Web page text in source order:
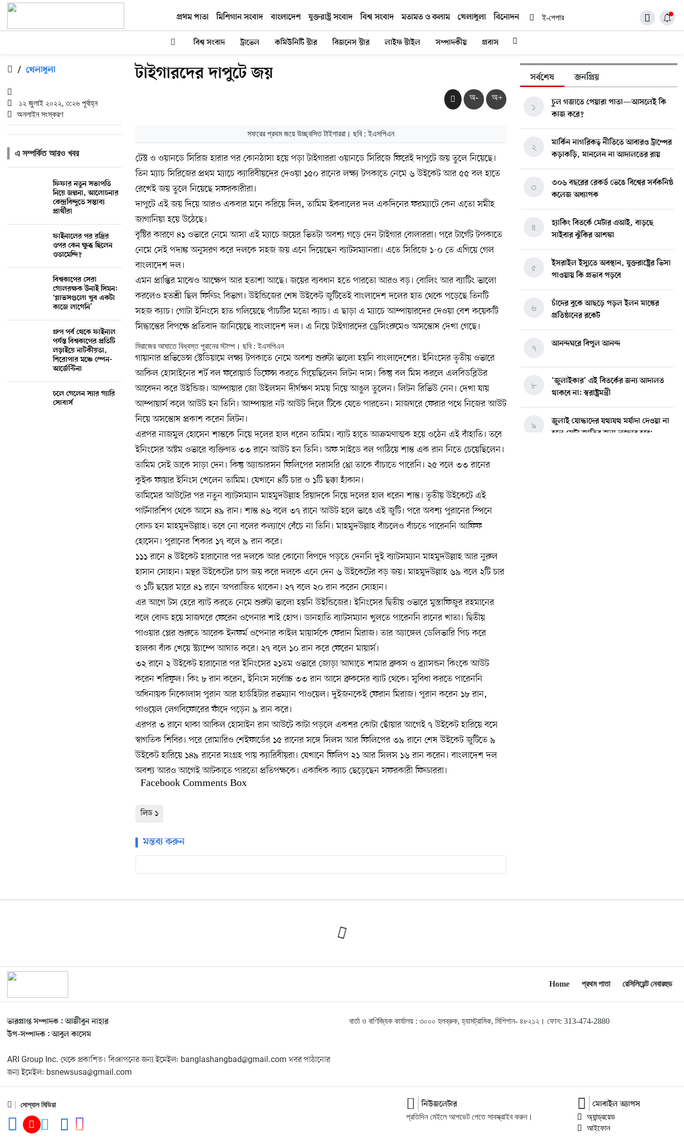
প্রথম পাতা মিশিগান সংবাদ বাংলাদেশ যুক্তরাষ্ট্র সংবাদ বিশ্ব সংবাদ মতামত ও কলাম খেলাধুলা বিনোদন ই-পেপার
বিশ্ব সংবাদ ট্রাভেল কমিউনিটি স্টার বিজনেস স্টার লাইফ স্টাইল সম্পাদকীয় প্রবাস
/ খেলাধুলা
১২ জুলাই ২০২২, ৩:২৬ পূর্বাহ্ন
অনলাইন সংস্করণ
এ সম্পর্কিত আরও খবর
ফিফার নতুন সভাপতি
নিয়ে জল্পনা, আলোচনার
কেন্দ্রবিন্দুতে সম্ভাব্য
প্রার্থীরা
ফাইনালের পর রদ্রির
ওপর কেন ক্ষুব্ধ ছিলেন
ওতামেন্দি?
বিশ্বকাপের সেরা
গোলরক্ষক উনাই সিমন:
‘গ্লাভসগুলো খুব একটা
কাজে লাগেনি’
গ্রুপ পর্ব থেকে ফাইনাল
পর্যন্ত বিশ্বকাপের প্রতিটি
লড়াইয়ে নাটকীয়তা,
শিরোপার মঞ্চে স্পেন-
আর্জেন্টিনা
চলে গেলেন স্যার গ্যারি
সোবার্স
টাইগারদের দাপুটে জয়
অ- অ+
সফরের প্রথম জয়ে উচ্ছ্বসিত টাইগাররা। ছবি : ইএসপিএন
টেস্ট ও ওয়ানডে সিরিজ হারার পর কোনঠাসা হয়ে পড়া টাইগাররা ওয়ানডে সিরিজে ফিরেই দাপুটে জয় তুলে নিয়েছে।
তিন ম্যাচ সিরিজের প্রথম ম্যাচে ক্যারিবীয়দের দেওয়া ১৫০ রানের লক্ষ্য টপকাতে নেমে ৬ উইকেট আর ৫৫ বল হাতে
রেখেই জয় তুলে নিয়েছে সফরকারীরা।
দাপুটে এই জয় দিয়ে আরও একবার মনে করিয়ে দিল, তামিম ইকবালের দল একদিনের ফরম্যাটে কেন এতো সমীহ
জাগানিয়া হয়ে উঠেছে।
বৃষ্টির কারণে ৪১ ওভারে নেমে আসা এই ম্যাচে জয়ের ভিতটা অবশ্য গড়ে দেন টাইগার বোলাররা। পরে টার্গেট টপকাতে
নেমে সেই পদাঙ্ক অনুসরণ করে দলকে সহজ জয় এনে দিয়েছেন ব্যাটসম্যানরা। এতে সিরিজে ১-০ তে এগিয়ে গেল
বাংলাদেশ দল।
এমন প্রাপ্তির মাঝেও আক্ষেপ আর হতাশা আছে। জয়ের ব্যবধান হতে পারতো আরও বড়। বোলিং আর ব্যাটিং ভালো
করলেও হতশ্রী ছিল ফিল্ডিং বিভাগ। উইন্ডিজের শেষ উইকেট জুটিতেই বাংলাদেশ দলের হাত থেকে পড়েছে তিনটি
সহজ ক্যাচ। গোটা ইনিংসে হাত গলিয়েছে পাঁচটির মতো ক্যাচ। এ ছাড়া এ ম্যাচে আম্পায়ারদের দেওয়া বেশ কয়েকটি
সিদ্ধান্তের বিপক্ষে প্রতিবাদ জানিয়েছে বাংলাদেশ দল। এ নিয়ে টাইগারদের ড্রেসিংরুমেও অসন্তোষ দেখা গেছে।
মিরাজের আঘাতে বিধ্বস্ত পুরানের স্টাম্প। ছবি : ইএসপিএন
গায়ানার প্রভিডেন্স স্টেডিয়ামে লক্ষ্য টপকাতে নেমে অবশ্য শুরুটা ভালো হয়নি বাংলাদেশের। ইনিংসের তৃতীয় ওভারে
আকিল হোসাইনের শর্ট বল ফরোয়ার্ড ডিফেন্স করতে গিয়েছিলেন লিটন দাস। কিন্তু বল মিস করলে এলবিডব্লিউর
আবেদন করে উইন্ডিজ। আম্পায়ার জো উইলসন দীর্ঘক্ষণ সময় নিয়ে আঙুল তুলেন। লিটন রিভিউ নেন। দেখা যায়
আম্পায়ার্স কলে আউট হন তিনি। আম্পায়ার নট আউট দিলে টিকে যেতে পারতেন। সাজঘরে ফেরার পথে নিজের আউট
নিয়ে অসন্তোষ প্রকাশ করেন লিটন।
এরপর নাজমুল হোসেন শান্তকে নিয়ে দলের হাল ধরেন তামিম। ব্যাট হাতে আক্রমণাত্মক হয়ে ওঠেন এই বাঁহাতি। তবে
ইনিংসের অষ্টম ওভারে ব্যক্তিগত ৩৩ রানে আউট হন তিনি। অফ সাইডে বল পাঠিয়ে শান্ত এক রান নিতে চেয়েছিলেন।
তামিম সেই ডাকে সাড়া দেন। কিন্তু অ্যান্ডারসন ফিলিপের সরাসরি থ্রো তাকে বাঁচাতে পারেনি। ২৫ বলে ৩৩ রানের
কুইক ফায়ার ইনিংস খেলেন তামিম। যেখানে ৪টি চার ও ১টি ছক্কা হাঁকান।
তামিমের আউটের পর নতুন ব্যাটসম্যান মাহমুদউল্লাহ রিয়াদকে নিয়ে দলের হাল ধরেন শান্ত। তৃতীয় উইকেটে এই
পার্টনারশিপ থেকে আসে ৪৯ রান। শান্ত ৪৬ বলে ৩৭ রানে আউট হলে ভাঙে এই জুটি। পরে অবশ্য পুরানের স্পিনে
বোল্ড হন মাহমুদউল্লাহ। তবে নো বলের কল্যাণে বেঁচে না তিনি। মাহমুদউল্লাহ বাঁচলেও বাঁচতে পারেননি আফিফ
হোসেন। পুরানের শিকার ১৭ বলে ৯ রান করে।
১১১ রানে ৪ উইকেট হারানোর পর দলকে আর কোনো বিপদে পড়তে দেননি দুই ব্যাটসম্যান মাহমুদউল্লাহ আর নুরুল
হাসান সোহান। মন্থর উইকেটের চাপ জয় করে দলকে এনে দেন ৬ উইকেটের বড় জয়। মাহমুদউল্লাহ ৬৯ বলে ২টি চার
ও ১টি ছয়ের মারে ৪১ রানে অপরাজিত থাকেন। ২৭ বলে ২০ রান করেন সোহান।
এর আগে টস হেরে ব্যাট করতে নেমে শুরুটা ভালো হয়নি উইন্ডিজের। ইনিংসের দ্বিতীয় ওভারে মুস্তাফিজুর রহমানের
বলে বোল্ড হয়ে সাজঘরে ফেরেন ওপেনার শাই হোপ। ডানহাতি ব্যাটসম্যান খুলতে পারেননি রানের খাতা। দ্বিতীয়
পাওয়ার প্লের শুরুতে আরেক ইনফর্ম ওপেনার কাইল মায়ার্সকে ফেরান মিরাজ। তার অ্যাঙ্গেল ডেলিভারি পিচ করে
হালকা বাঁক খেয়ে স্ট্যাম্পে আঘাত করে। ২৭ বলে ১০ রান করে ফেরেন মায়ার্স।
৩২ রানে ২ উইকেট হারানোর পর ইনিংসের ২১তম ওভারে জোড়া আঘাতে শামার ব্রুকস ও ব্র্যাসন্ডন কিংকে আউট
করেন শরিফুল। কিং ৮ রান করেন, ইনিংস সর্বোচ্চ ৩৩ রান আসে ব্রুকসের ব্যাট থেকে। সুবিধা করতে পারেননি
অধিনায়ক নিকোলাস পুরান আর হার্ডহিটার রভম্যান পাওয়েল। দুইজনকেই ফেরান মিরাজ। পুরান করেন ১৮ রান,
পাওয়েল লেগবিফোরের ফাঁদে পড়েন ৯ রান করে।
এরপর ৩ রানে থাকা আকিল হোসাইন রান আউটে কাটা পড়লে একশর কোটা ছোঁয়ার আগেই ৭ উইকেট হারিয়ে বসে
স্বাগতিক শিবির। পরে রোমারিও শেইফার্ডের ১৫ রানের সঙ্গে সিলস আর ফিলিপের ৩৯ রানে শেষ উইকেট জুটিতে ৯
উইকেট হারিয়ে ১৪৯ রানের সংগ্রহ পায় ক্যারিবীয়রা। যেখানে ফিলিপ ২১ আর সিলস ১৬ রান করেন। বাংলাদেশ দল
অবশ্য আরও আগেই আটকাতে পারতো প্রতিপক্ষকে। একাধিক ক্যাচ ছেড়েছেন সফরকারী ফিল্ডাররা।
Facebook Comments Box
লিড ১
মন্তব্য করুন
সর্বশেষ জনপ্রিয়
চুল গজাতে পেয়ারা পাতা—আসলেই কি
কাজ করে?
১
মার্কিন নাগরিকত্ব নীতিতে আবারও ট্রাম্পের
কড়াকড়ি, মানলেন না আদালতের রায়
২
৩০৬ বছরের রেকর্ড ভেঙে বিশ্বের সর্বকনিষ্ঠ
কলেজ অধ্যাপক
৩
হ্যাকিং বিতর্কে মেটার এআই, বাড়ছে
সাইবার ঝুঁকির আশঙ্কা
৪
ইসরাইল ইস্যুতে অবস্থান, যুক্তরাষ্ট্রের ভিসা
পাওয়ায় কি প্রভাব পড়বে
৫
চাঁদের বুকে আছড়ে পড়ল ইলন মাস্কের
প্রতিষ্ঠানের রকেট
৬
আনন্দঘরে বিপুল আনন্দ
৭
‘জুলাইকার’ এই বিতর্কের জন্য আদালত
থাকবে না: স্বরাষ্ট্রমন্ত্রী
৮
জুলাই যোদ্ধাদের যথাযথ মর্যাদা দেওয়া না
হলে সেটা জাতির জন্য লজ্জার হবে:
৯
নিউইয়র্কে বড়লেখাবাসীর মিলনমেলা
Home প্রথম পাতা রেসিলিয়েন্ট নেবারহুড
ভারপ্রাপ্ত সম্পাদক : আজীবুন নাহার
উপ-সম্পাদক : আবুল কাসেম
ARI Group Inc. থেকে প্রকাশিত। বিজ্ঞাপনের জন্য ইমেইল: banglashangbad@gmail.com খবর পাঠানোর
জন্য ইমেইল: bsnewsusa@gmail.com
বার্তা ও বাণিজ্যিক কার্যালয় : ৩০০০ হলব্রুক, হ্যামট্রামিক, মিশিগান- ৪৮২১২। ফোন: 313-474-2880
সোশ্যাল মিডিয়া নিউজলেটার
প্রতিদিন মেইলে আপডেট পেতে সাবস্ক্রাইব করুন।
মোবাইল অ্যাপস
অ্যান্ড্রয়েড
আইফোন